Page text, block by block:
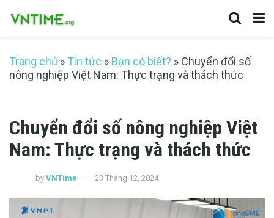
Trang chủ » Tin tức » Bạn có biết? » Chuyển đổi số
nông nghiệp Việt Nam: Thực trạng và thách thức
Chuyển đổi số nông nghiệp Việt
Nam: Thực trạng và thách thức
by VNTime 23 Tháng 12, 2024